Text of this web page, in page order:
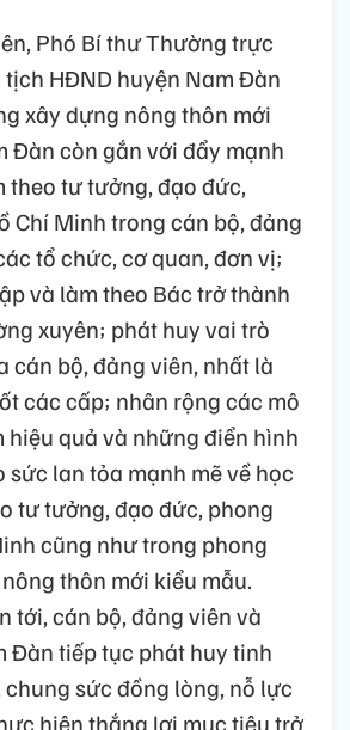
Phó Bí thư Thường trực
tịch HĐND huyện Nam Đàn
xây dựng nông thôn mới
Đàn còn gắn với đẩy mạnh
theo tư tưởng, đạo đức,
Chí Minh trong cán bộ, đảng
tổ chức, cơ quan, đơn vị;
và làm theo Bác trở thành
xuyên; phát huy vai trò
cán bộ, đảng viên, nhất là
các cấp; nhân rộng các mô
hiệu quả và những điển hình
sức lan tỏa mạnh mẽ về học
tư tưởng, đạo đức, phong
cũng như trong phong
thôn mới kiểu mẫu.
tới, cán bộ, đảng viên và
Đàn tiếp tục phát huy tinh
sức đồng lòng, nỗ lực
hiện thắng lợi mục tiêu trở